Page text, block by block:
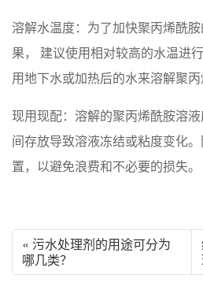
溶解水温度：为了加快聚丙烯酰
果， 建议使用相对较高的水温进
用地下水或加热后的水来溶解聚丙
现用现配：溶解的聚丙烯酰胺溶
间存放导致溶液冻结或粘度变化
置，以避免浪费和不必要的损失。
« 污水处理剂的用途可分为
哪几类？